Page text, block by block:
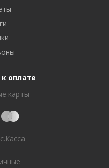
оплате
карты